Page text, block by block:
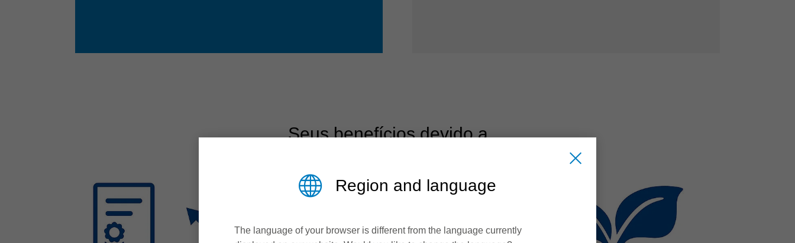
Seus benefícios devido a ...
Region and language
The language of your browser is different from the language currently